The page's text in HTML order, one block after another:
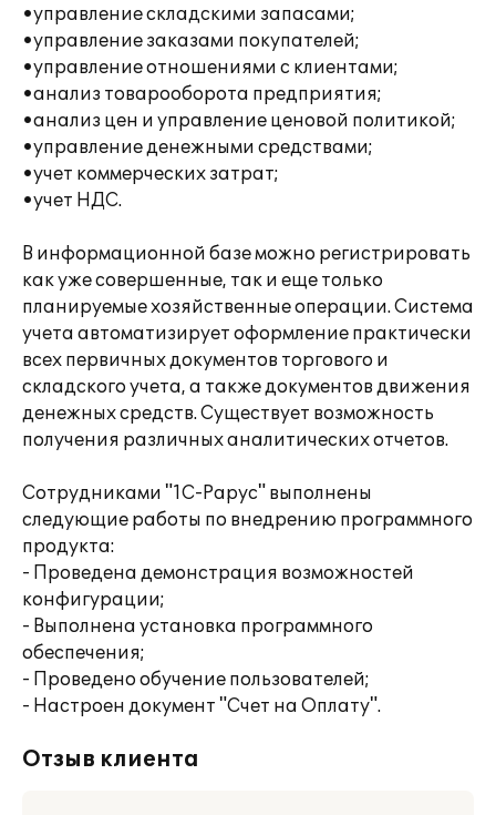
•управление складскими запасами;
•управление заказами покупателей;
•управление отношениями с клиентами;
•анализ товарооборота предприятия;
•анализ цен и управление ценовой политикой;
•управление денежными средствами;
•учет коммерческих затрат;
•учет НДС.
В информационной базе можно регистрировать
как уже совершенные, так и еще только
планируемые хозяйственные операции. Система
учета автоматизирует оформление практически
всех первичных документов торгового и
складского учета, а также документов движения
денежных средств. Существует возможность
получения различных аналитических отчетов.
Сотрудниками "1С-Рарус" выполнены
следующие работы по внедрению программного
продукта:
- Проведена демонстрация возможностей
конфигурации;
- Выполнена установка программного
обеспечения;
- Проведено обучение пользователей;
- Настроен документ "Счет на Оплату".
Отзыв клиента